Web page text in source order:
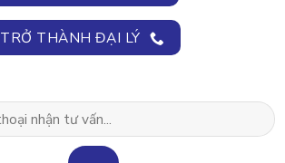
TRỞ THÀNH ĐẠI LÝ